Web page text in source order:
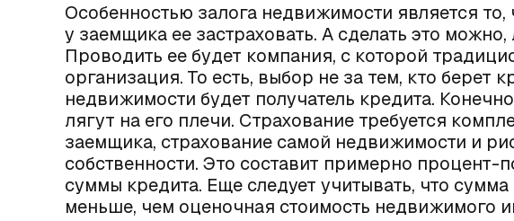
Особенностью залога недвижимости является то,
у заемщика ее застраховать. А сделать это
Проводить ее будет компания, с которой
организация. То есть, выбор не за тем, кто берет
недвижимости будет получатель кредита.
лягут на его плечи. Страхование требуется
заемщика, страхование самой недвижимости и
собственности. Это составит примерно процент-
суммы кредита. Еще следует учитывать, что
меньше, чем оценочная стоимость недвижимого